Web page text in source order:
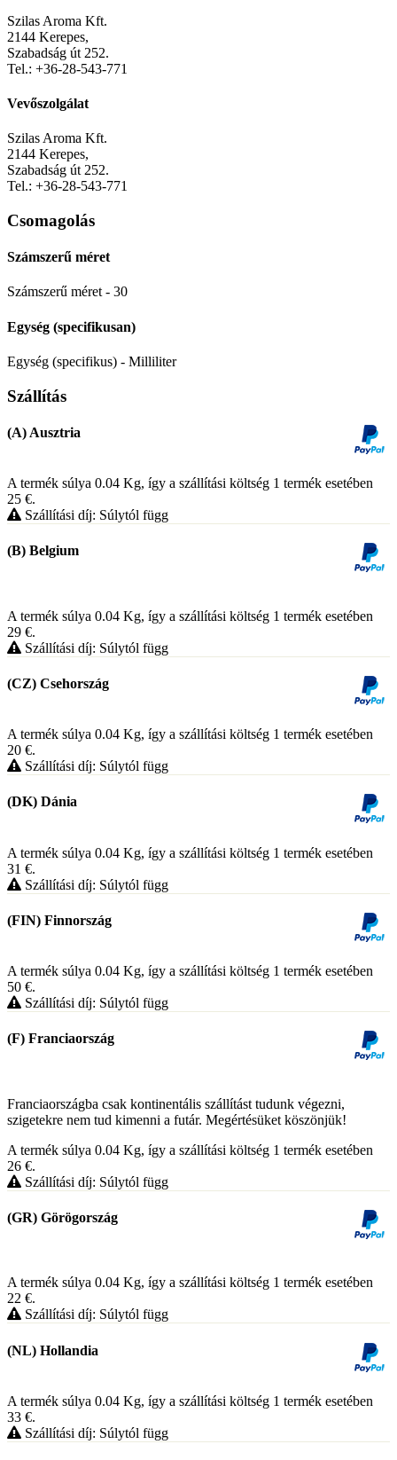
Szilas Aroma Kft.
2144 Kerepes,
Szabadság út 252.
Tel.: +36-28-543-771
Vevőszolgálat
Szilas Aroma Kft.
2144 Kerepes,
Szabadság út 252.
Tel.: +36-28-543-771
Csomagolás
Számszerű méret
Számszerű méret - 30
Egység (specifikusan)
Egység (specifikus) - Milliliter
Szállítás
(A) Ausztria
A termék súlya 0.04 Kg, így a szállítási költség 1 termék esetében
25 €.
Szállítási díj: Súlytól függ
(B) Belgium
A termék súlya 0.04 Kg, így a szállítási költség 1 termék esetében
29 €.
Szállítási díj: Súlytól függ
(CZ) Csehország
A termék súlya 0.04 Kg, így a szállítási költség 1 termék esetében
20 €.
Szállítási díj: Súlytól függ
(DK) Dánia
A termék súlya 0.04 Kg, így a szállítási költség 1 termék esetében
31 €.
Szállítási díj: Súlytól függ
(FIN) Finnország
A termék súlya 0.04 Kg, így a szállítási költség 1 termék esetében
50 €.
Szállítási díj: Súlytól függ
(F) Franciaország
Franciaországba csak kontinentális szállítást tudunk végezni,
szigetekre nem tud kimenni a futár. Megértésüket köszönjük!
A termék súlya 0.04 Kg, így a szállítási költség 1 termék esetében
26 €.
Szállítási díj: Súlytól függ
(GR) Görögország
A termék súlya 0.04 Kg, így a szállítási költség 1 termék esetében
22 €.
Szállítási díj: Súlytól függ
(NL) Hollandia
A termék súlya 0.04 Kg, így a szállítási költség 1 termék esetében
33 €.
Szállítási díj: Súlytól függ